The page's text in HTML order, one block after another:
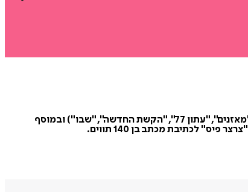
שי אריה מזרחי נולד בבאר שבע ב-1974. בוגר המחלקה לפוליטיקה וממשל באוניברסיטת בן-גוריון בנגב. שיריו פורסמו בכתבי-עת ספרותיים ("מאזנים", "עתון 77", "הקשת החדשה", "שבו") ובמוסף